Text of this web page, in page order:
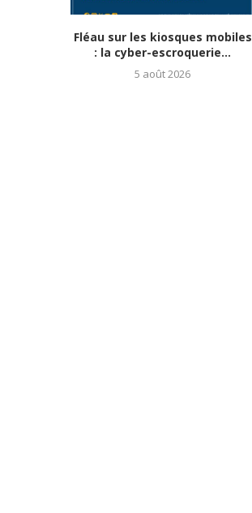
Fléau sur les kiosques mobiles
: la cyber-escroquerie...
5 août 2026